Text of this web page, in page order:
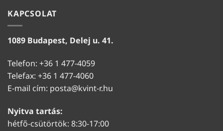
KAPCSOLAT
1089 Budapest, Delej u. 41.
Telefon: +36 1 477-4059
Telefax: +36 1 477-4060
E-mail cím: posta@kvint-r.hu
Nyitva tartás:
hétfő-csütörtök: 8:30-17:00